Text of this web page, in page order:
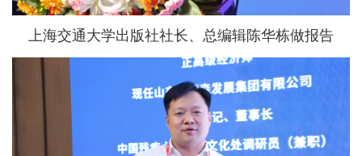
上海交通大学出版社社长、总编辑陈华栋做报告